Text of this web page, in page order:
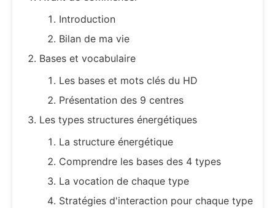
Introduction
Bilan de ma vie
Bases et vocabulaire
Les bases et mots clés du HD
Présentation des 9 centres
Les types structures énergétiques
La structure énergétique
Comprendre les bases des 4 types
La vocation de chaque type
Stratégies d'interaction pour chaque type